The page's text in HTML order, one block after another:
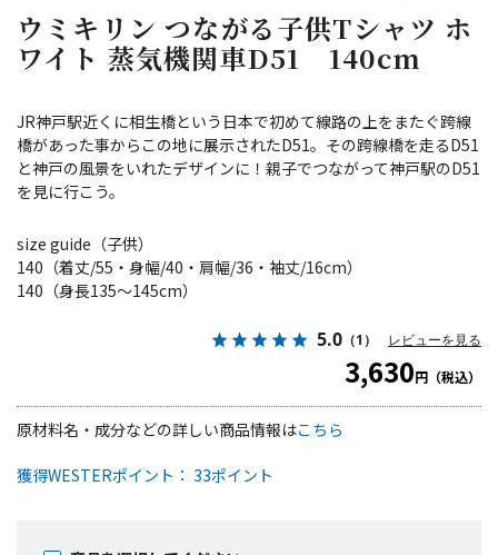
ウミキリン つながる子供Tシャツ ホ
ワイト 蒸気機関車D51 140cm
JR神戸駅近くに相生橋という日本で初めて線路の上をまたぐ跨線
橋があった事からこの地に展示されたD51。その跨線橋を走るD51
と神戸の風景をいれたデザインに！親子でつながって神戸駅のD51
を見に行こう。
size guide（子供）
140（着丈/55・身幅/40・肩幅/36・袖丈/16cm）
140（身長135～145cm）
5.0 （1） レビューを見る
3,630円（税込）
獲得WESTERポイント： 33ポイント
原材料名・成分などの詳しい商品情報はこちら